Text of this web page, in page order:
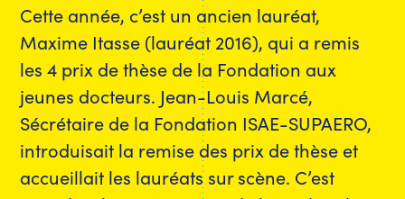
Cette année, c’est un ancien lauréat,
Maxime Itasse (lauréat 2016), qui a remis
les 4 prix de thèse de la Fondation aux
jeunes docteurs. Jean-Louis Marcé,
Sécrétaire de la Fondation ISAE-SUPAERO,
introduisait la remise des prix de thèse et
accueillait les lauréats sur scène. C’est